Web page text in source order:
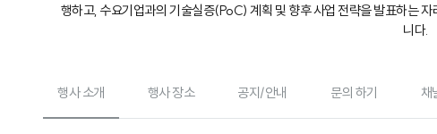
행하고, 수요기업과의 기술실증(PoC) 계획 및 향후 사업 전략을 발표하는
니다.
행사 소개 행사 장소 공지/안내 문의 하기 채